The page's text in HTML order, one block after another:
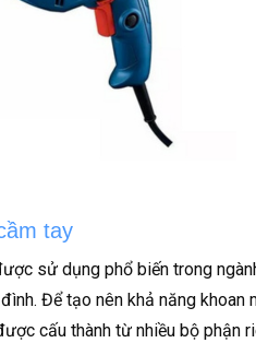
tay
sử dụng phổ biến trong
Để tạo nên khả năng khoan
cấu thành từ nhiều bộ